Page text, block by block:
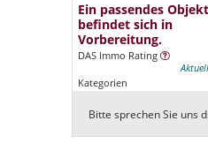
Ein passendes Objekt
befindet sich in
Vorbereitung.
DAS Immo Rating
Kategorien
Bitte sprechen Sie uns